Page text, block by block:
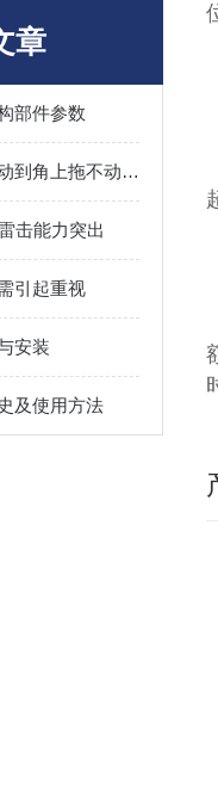
章
部件参数
地磅连电脑鼠标自动到角上拖不动怎么办？
击能力突出
引起重视
安装
及使用方法